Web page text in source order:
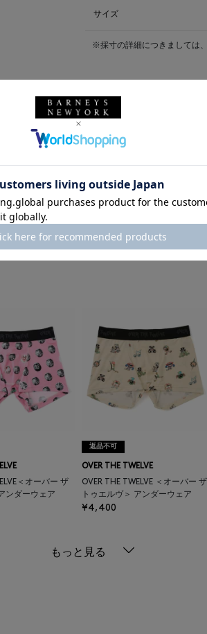
サイズ
※採寸の詳細につきましては、
配送について
返品・交換について
＜オーバー ザ
ンダーウェア
返品不可
OVER THE TWELVE
OVER THE TWELVE ＜オーバー ザ
トゥエルヴ＞ アンダーウェア
¥4,400
もっと見る